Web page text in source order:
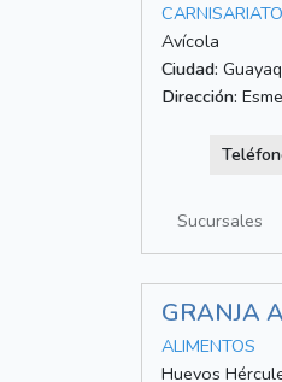
Avícola
Ciudad:
Dirección:
Sucursales
GRANJA
ALIMENTOS
Huevos